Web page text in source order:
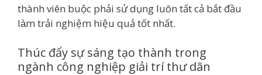
thành viên buộc phải sử dụng luôn tất cả bắt đầu
làm trải nghiệm hiệu quả tốt nhất.
Thúc đẩy sự sáng tạo thành trong
ngành công nghiệp giải trí thư dãn